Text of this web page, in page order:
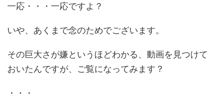
一応・・・一応ですよ？
いや、あくまで念のためでございます。
その巨大さが嫌というほどわかる、動画を見つけて
おいたんですが、ご覧になってみます？
・・・